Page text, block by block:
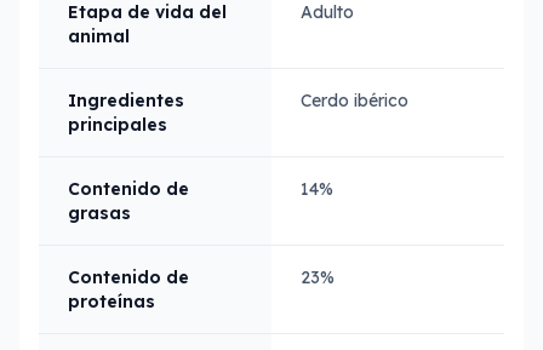
Etapa de vida del
animal
Adulto
Ingredientes
principales
Cerdo ibérico
Contenido de
grasas
14%
Contenido de
proteínas
23%